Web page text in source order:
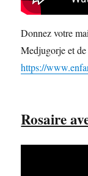
Donnez votre
Medjugorje et
https://
Rosaire